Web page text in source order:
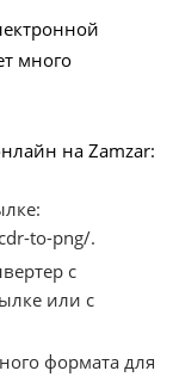
много
на Zamzar:
to-png/.
с
или с
формата для